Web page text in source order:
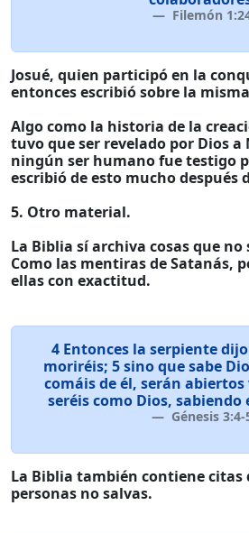
Filemón
Josué, quien participó en la
entonces escribió sobre la
Algo como la historia de la
tuvo que ser revelado por Dios a
ningún ser humano fue testigo
escribió de esto mucho después
5. Otro material.
La Biblia sí archiva cosas que no
Como las mentiras de Satanás,
ellas con exactitud.
4 Entonces la serpiente
moriréis; 5 sino que sabe
comáis de él, serán
seréis como Dios, sabiendo
Génesis 3:4-
La Biblia también contiene citas
personas no salvas.